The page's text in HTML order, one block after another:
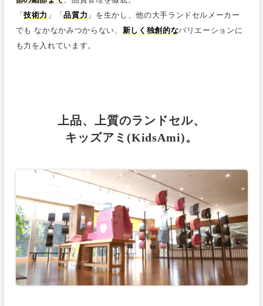
「技術力 」「品質力 」を生かし、他の大手ランドセルメーカー
でも なかなかみつからない、 新しく独創的なバリエーションに
も力を入れています。
上品、上質のランドセル、
キッズアミ(KidsAmi)。